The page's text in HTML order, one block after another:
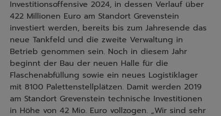
Investitionsoffensive 2024, in dessen Verlauf über
422 Millionen Euro am Standort Grevenstein
investiert werden, bereits bis zum Jahresende das
neue Tankfeld und die zweite Verwaltung in
Betrieb genommen sein. Noch in diesem Jahr
beginnt der Bau der neuen Halle für die
Flaschenabfüllung sowie ein neues Logistiklager
mit 8100 Palettenstellplätzen. Damit werden 2019
am Standort Grevenstein technische Investitionen
in Höhe von 42 Mio. Euro vollzogen. „Wir sind sehr